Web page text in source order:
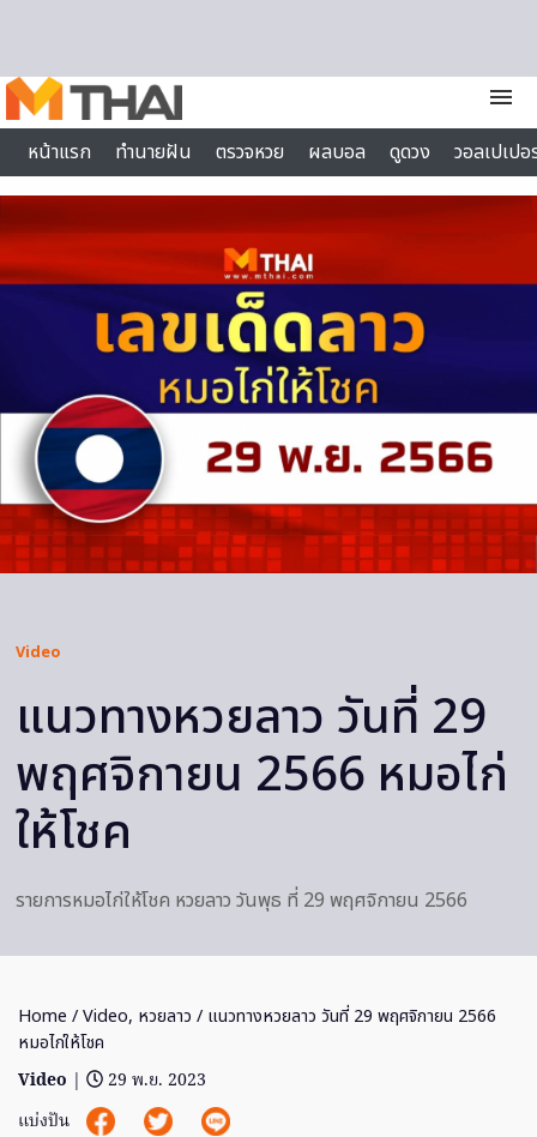
menu
หน้าแรก
ทำนายฝัน ตรวจหวย ผลบอล ดูดวง
วอลเปเป
ไลฟ์สไตล์
Video
แนวทางหวยลาว วันที่ 29
พฤศจิกายน 2566 หมอไก่
ให้โชค
รายการหมอไก่ให้โชค หวยลาว วันพุธ ที่ 29 พฤศจิกายน 2566
Home /Video, หวยลาว / แนวทางหวยลาว วันที่ 29 พฤศจิกายน 2566
หมอไก่ให้โชค
Video |
29 พ.ย. 2023
แบ่งปัน